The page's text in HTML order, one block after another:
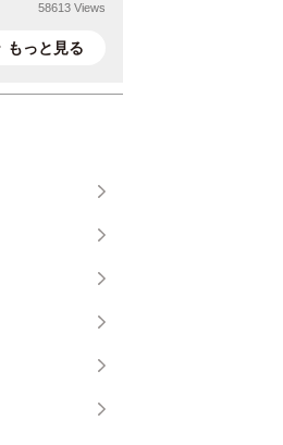
58613 Views
もっと見る